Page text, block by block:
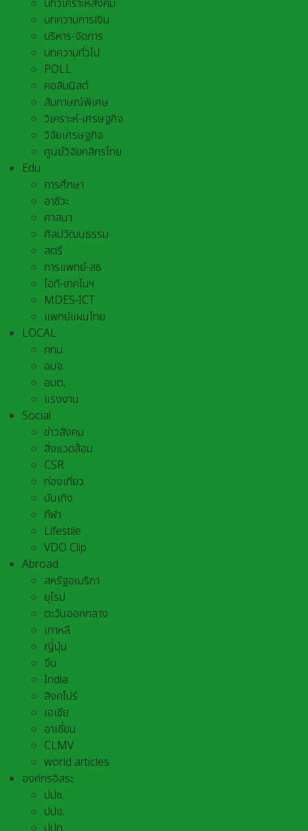
บทวิเคราะห์สังคม
บทความการเงิน
บริหาร-จัดการ
บทความทั่วไป
POLL
คอลัมนิสต์
สัมภาษณ์พิเศษ
วิเคราะห์-เศรษฐกิจ
วิจัยเศรษฐกิจ
ศูนย์วิจัยกสิกรไทย
Edu
การศึกษา
อาชีวะ
ศาสนา
ศิลปวัฒนธรรม
สตรี
การแพทย์-สธ
ไอที-เทคโนฯ
MDES-ICT
แพทย์แผนไทย
LOCAL
กทม.
อบจ.
อบต,
แรงงาน
Social
ข่าวสังคม
สิ่งแวดล้อม
CSR
ท่องเที่ยว
บันเทิง
กีฬา
Lifestile
VDO Clip
Abroad
สหรัฐอเมริกา
ยุโรป
ตะวันออกกลาง
เกาหลี
ญี่ปุ่น
จีน
India
สิงคโปร์
เอเชีย
อาเชี่ยน
CLMV
world articles
องค์กรอิสระ
ปปช.
ปปง.